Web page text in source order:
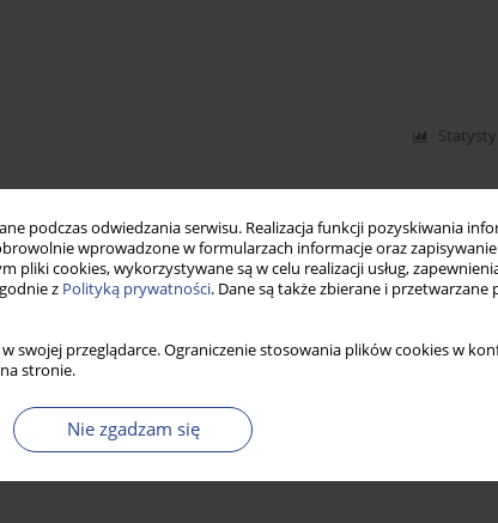
podczas odwiedzania serwisu. Realizacja funkcji pozyskiwania
wprowadzone w formularzach informacje oraz
pliki cookies, wykorzystywane są w celu realizacji usług,
z Polityką prywatności. Dane są także zbierane i przetwarzane
swojej przeglądarce. Ograniczenie stosowania plików cookies w
stronie.
Nie zgadzam się